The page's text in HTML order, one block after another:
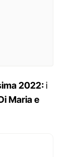
2022:i
Maria e